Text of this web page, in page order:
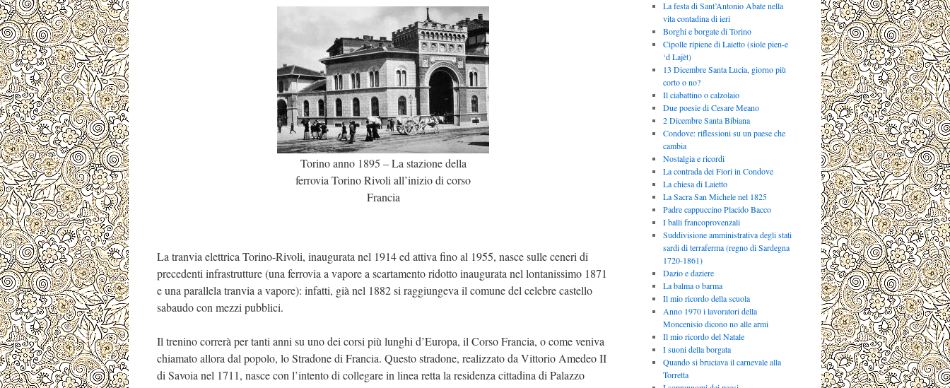
Torino anno 1895 – La stazione della
ferrovia Torino Rivoli all’inizio di corso
Francia
La tranvia elettrica Torino-Rivoli, inaugurata nel 1914 ed attiva fino al 1955, nasce sulle ceneri di
precedenti infrastrutture (una ferrovia a vapore a scartamento ridotto inaugurata nel lontanissimo 1871
e una parallela tranvia a vapore): infatti, già nel 1882 si raggiungeva il comune del celebre castello
sabaudo con mezzi pubblici.
Il trenino correrà per tanti anni su uno dei corsi più lunghi d’Europa, il Corso Francia, o come veniva
chiamato allora dal popolo, lo Stradone di Francia. Questo stradone, realizzato da Vittorio Amedeo II
di Savoia nel 1711, nasce con l’intento di collegare in linea retta la residenza cittadina di Palazzo
La festa di Sant’Antonio Abate nella
vita contadina di ieri
Borghi e borgate di Torino
Cipolle ripiene di Laietto (siole pien-e
‘d Lajèt)
13 Dicembre Santa Lucia, giorno più
corto o no?
Il ciabattino o calzolaio
Due poesie di Cesare Meano
2 Dicembre Santa Bibiana
Condove: riflessioni su un paese che
cambia
Nostalgia e ricordi
La contrada dei Fiori in Condove
La chiesa di Laietto
La Sacra San Michele nel 1825
Padre cappuccino Placido Bacco
I balli francoprovenzali
Suddivisione amministrativa degli stati
sardi di terraferma (regno di Sardegna
1720-1861)
Dazio e daziere
La balma o barma
Il mio ricordo della scuola
Anno 1970 i lavoratori della
Moncenisio dicono no alle armi
Il mio ricordo del Natale
I suoni della borgata
Quando si bruciava il carnevale alla
Torretta